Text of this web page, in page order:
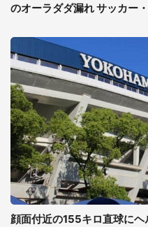
のオーラダダ漏れ サッカー
顔面付近の155キロ直球に